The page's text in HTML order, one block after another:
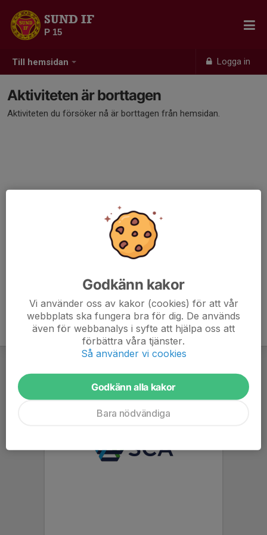
Till hemsidan Logga in
SUND IF
P 15
Aktiviteten är borttagen
Aktiviteten du försöker nå är borttagen från hemsidan.
Godkänn kakor
Vi använder oss av kakor (cookies) för att vår
webbplats ska fungera bra för dig. De används
även för webbanalys i syfte att hjälpa oss att
förbättra våra tjänster.
Så använder vi cookies
Godkänn alla kakor
Bara nödvändiga